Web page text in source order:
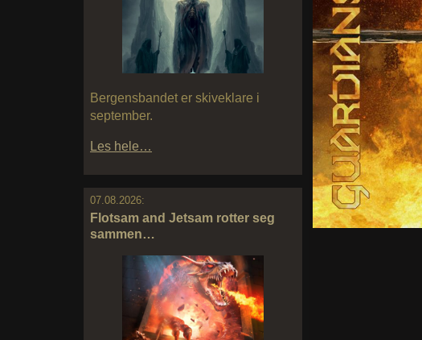
Bergensbandet er skiveklare i
september.
Les hele…
07.08.2026:
Flotsam and Jetsam rotter seg
sammen…